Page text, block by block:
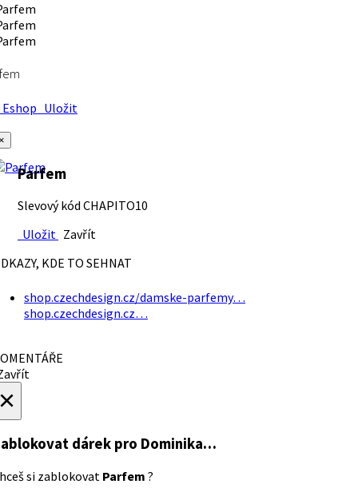
Uložit
Parfem
Slevový kód CHAPITO10
Uložit Zavřít
KDE TO SEHNAT
shop.czechdesign.cz/damske-parfemy…
shop.czechdesign.cz…
dárek pro Dominika…
si zablokovat Parfem ?